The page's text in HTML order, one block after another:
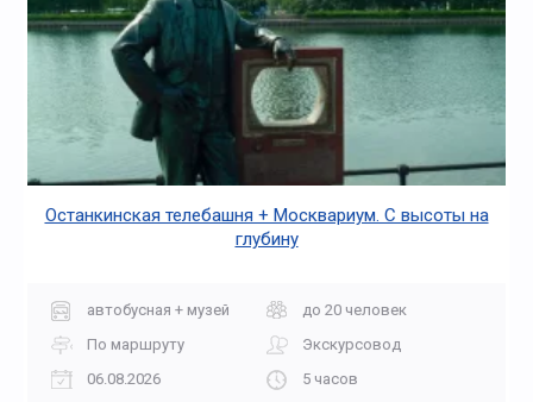
Останкинская телебашня + Москвариум. С высоты на
глубину
автобусная + музей
до 20 человек
По маршруту
Экскурсовод
06.08.2026
5 часов